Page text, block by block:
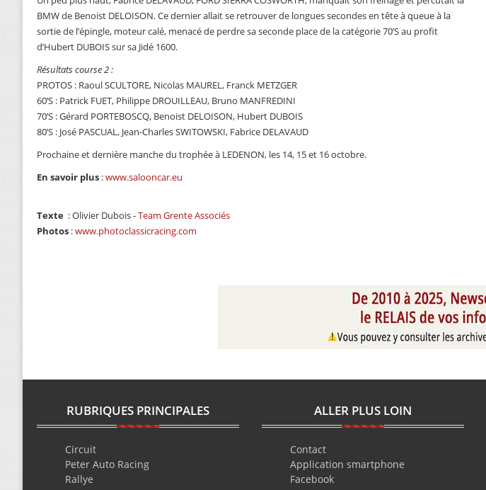
BMW de Benoist DELOISON. Ce dernier allait se retrouver de longues secondes en tête à queue à la
sortie de l’épingle, moteur calé, menacé de perdre sa seconde place de la catégorie 70’S au profit
d’Hubert DUBOIS sur sa Jidé 1600.
Résultats course 2 :
PROTOS : Raoul SCULTORE, Nicolas MAUREL, Franck METZGER
60’S : Patrick FUET, Philippe DROUILLEAU, Bruno MANFREDINI
70’S : Gérard PORTEBOSCQ, Benoist DELOISON, Hubert DUBOIS
80’S : José PASCUAL, Jean-Charles SWITOWSKI, Fabrice DELAVAUD
Prochaine et dernière manche du trophée à LEDENON, les 14, 15 et 16 octobre.
En savoir plus :www.salooncar.eu
Texte : Olivier Dubois -Team Grente Associés
Photos :www.photoclassicracing.com
RUBRIQUES PRINCIPALES
Circuit
Peter Auto Racing
Rallye
ALLER PLUS LOIN
Contact
Application smartphone
Facebook